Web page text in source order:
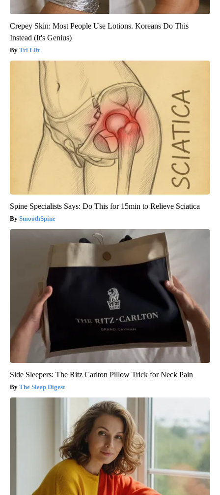
Crepey Skin: Most People Use Lotions. Koreans Do This
Instead (It's Genius)
Tri Lift
Spine Specialists Says: Do This for 15min to Relieve Sciatica
SmoothSpine
Side Sleepers: The Ritz Carlton Pillow Trick for Neck Pain
The Sleep Digest